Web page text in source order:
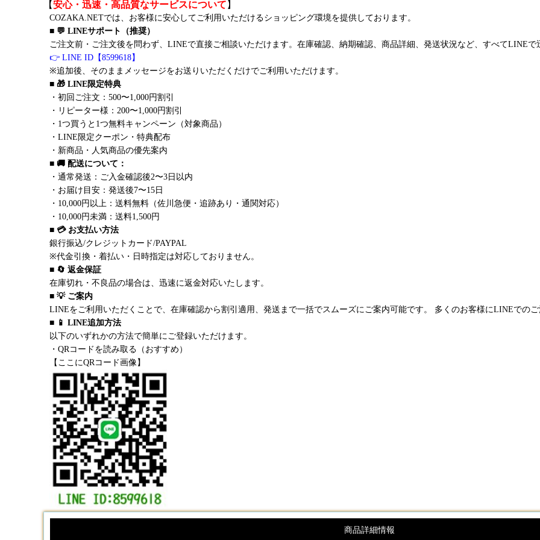
【安心・迅速・高品質なサービスについて 】
COZAKA.NETでは、お客様に安心してご利用いただけるショッピング環境を提供しております。
■ 💬 LINEサポート（推奨）
ご注文前・ご注文後を問わず、LINEで直接ご相談いただけます。在庫確認、納期確認、商品詳細、発送状況など、すべてLINEで
👉 LINE ID【8599618】
※追加後、そのままメッセージをお送りいただくだけでご利用いただけます。
■ 🎁 LINE限定特典
・初回ご注文：500〜1,000円割引
・リピーター様：200〜1,000円割引
・1つ買うと1つ無料キャンペーン（対象商品）
・LINE限定クーポン・特典配布
・新商品・人気商品の優先案内
■ 🚚 配送について：
・通常発送：ご入金確認後2〜3日以内
・お届け目安：発送後7〜15日
・10,000円以上：送料無料（佐川急便・追跡あり・通関対応）
・10,000円未満：送料1,500円
■ 💳 お支払い方法
銀行振込/クレジットカード/PAYPAL
※代金引換・着払い・日時指定は対応しておりません。
■ 🔄 返金保証
在庫切れ・不良品の場合は、迅速に返金対応いたします。
■ 💡 ご案内
LINEをご利用いただくことで、在庫確認から割引適用、発送まで一括でスムーズにご案内可能です。 多くのお客様にLINEでの
■ 📱 LINE追加方法
以下のいずれかの方法で簡単にご登録いただけます。
・QRコードを読み取る（おすすめ）
【ここにQRコード画像】
商品詳細情報